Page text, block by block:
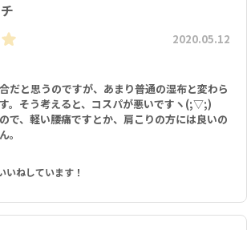
2020.05.12
だと思うのですが、あまり普通の湿布と変わら
。そう考えると、コスパが悪いですヽ(;▽;)
で、軽い腰痛ですとか、肩こりの方には良いの
。
いねしています！